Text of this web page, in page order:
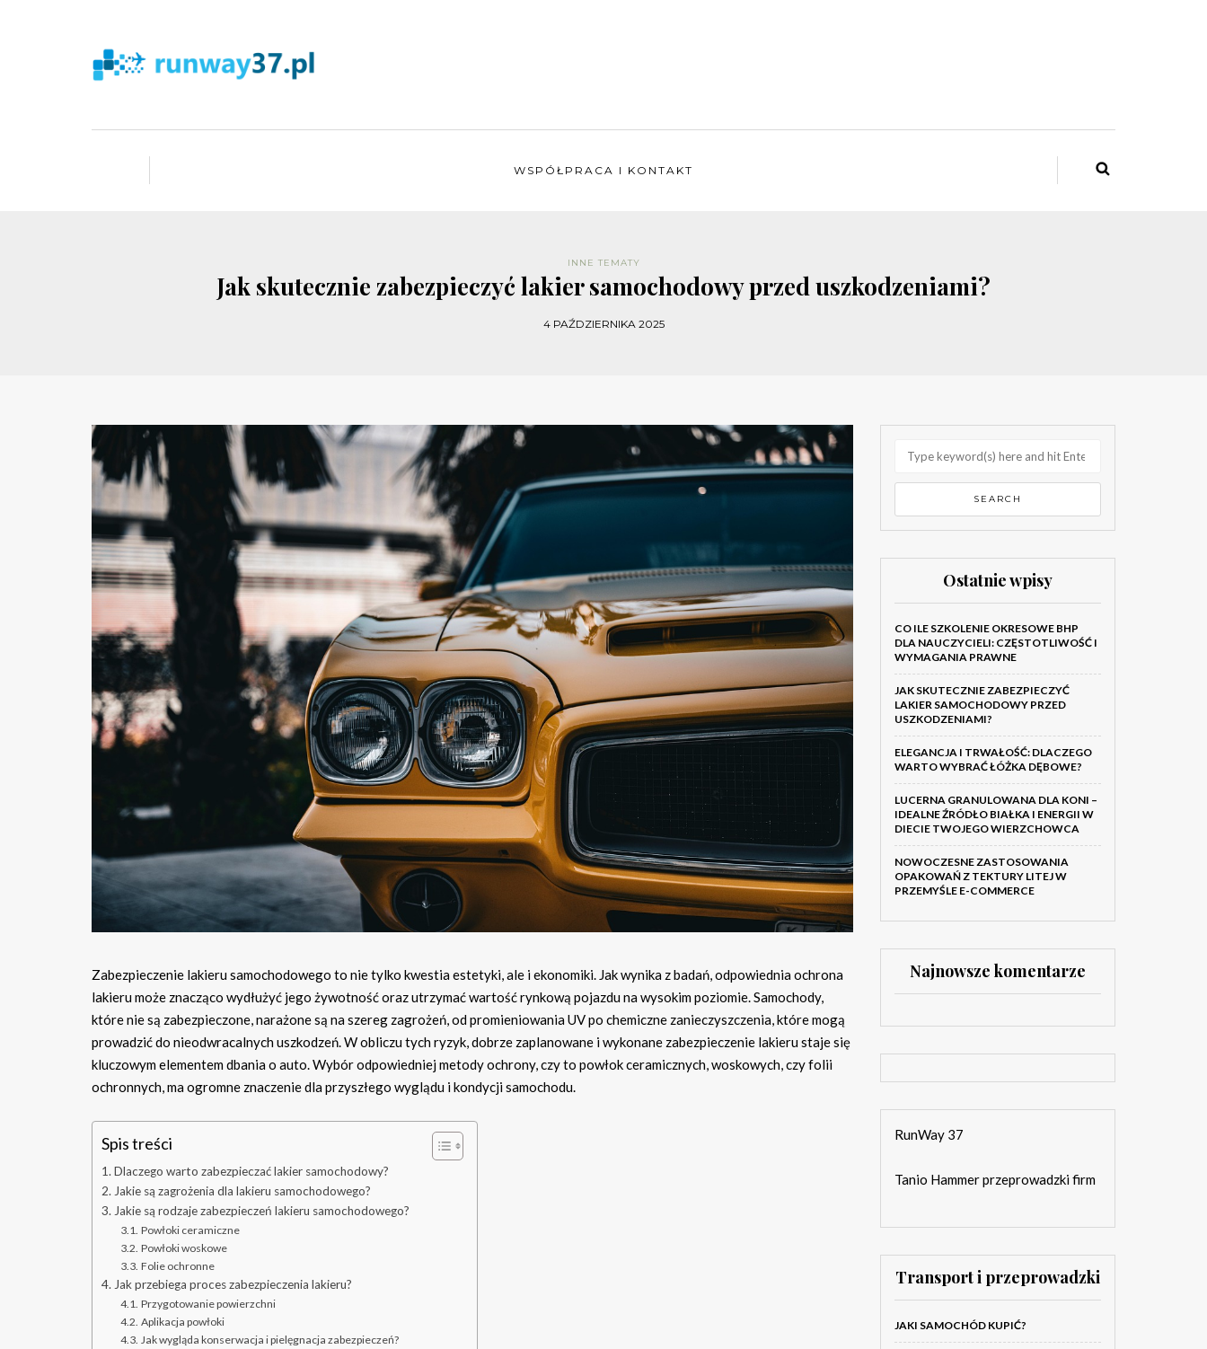
WSPÓŁPRACA I KONTAKT
INNE TEMATY
Jak skutecznie zabezpieczyć lakier samochodowy przed uszkodzeniami?
4 PAŹDZIERNIKA 2025
Zabezpieczenie lakieru samochodowego to nie tylko kwestia estetyki, ale i ekonomiki. Jak wynika z badań, odpowiednia ochrona
lakieru może znacząco wydłużyć jego żywotność oraz utrzymać wartość rynkową pojazdu na wysokim poziomie. Samochody,
które nie są zabezpieczone, narażone są na szereg zagrożeń, od promieniowania UV po chemiczne zanieczyszczenia, które mogą
prowadzić do nieodwracalnych uszkodzeń. W obliczu tych ryzyk, dobrze zaplanowane i wykonane zabezpieczenie lakieru staje się
kluczowym elementem dbania o auto. Wybór odpowiedniej metody ochrony, czy to powłok ceramicznych, woskowych, czy folii
ochronnych, ma ogromne znaczenie dla przyszłego wyglądu i kondycji samochodu.
Spis treści
Dlaczego warto zabezpieczać lakier samochodowy?
Jakie są zagrożenia dla lakieru samochodowego?
Jakie są rodzaje zabezpieczeń lakieru samochodowego?
Powłoki ceramiczne
Powłoki woskowe
Folie ochronne
Jak przebiega proces zabezpieczenia lakieru?
Przygotowanie powierzchni
Aplikacja powłoki
Jak wygląda konserwacja i pielęgnacja zabezpieczeń?
Ostatnie wpisy
CO ILE SZKOLENIE OKRESOWE BHP
DLA NAUCZYCIELI: CZĘSTOTLIWOŚĆ I
WYMAGANIA PRAWNE
JAK SKUTECZNIE ZABEZPIECZYĆ
LAKIER SAMOCHODOWY PRZED
USZKODZENIAMI?
ELEGANCJA I TRWAŁOŚĆ: DLACZEGO
WARTO WYBRAĆ ŁÓŻKA DĘBOWE?
LUCERNA GRANULOWANA DLA KONI –
IDEALNE ŹRÓDŁO BIAŁKA I ENERGII W
DIECIE TWOJEGO WIERZCHOWCA
NOWOCZESNE ZASTOSOWANIA
OPAKOWAŃ Z TEKTURY LITEJ W
PRZEMYŚLE E-COMMERCE
Najnowsze komentarze
RunWay 37
Tanio Hammer przeprowadzki firm
Transport i przeprowadzki
JAKI SAMOCHÓD KUPIĆ?